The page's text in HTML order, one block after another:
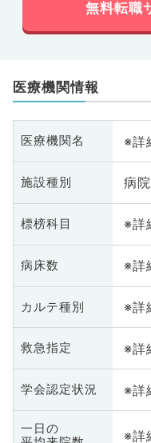
無料転職
医療機関情報
医療機関名 ※詳
施設種別 病
標榜科目 ※詳
病床数 ※詳
カルテ種別 ※詳
救急指定 ※詳
学会認定状況 ※詳
一日の
※詳